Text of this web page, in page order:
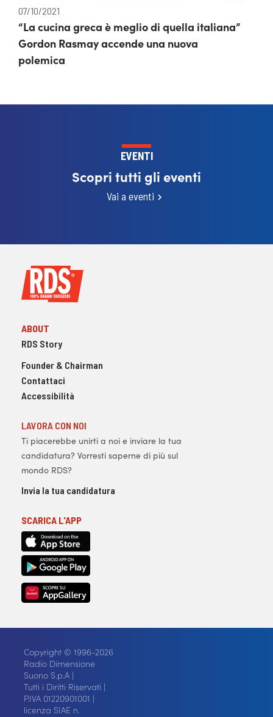
07/10/2021
“La cucina greca è meglio di quella italiana”
Gordon Rasmay accende una nuova
polemica
EVENTI
Scopri tutti gli eventi
Vai a eventi
ABOUT
RDS Story
Founder & Chairman
Contattaci
Accessibilità
LAVORA CON NOI
Ti piacerebbe unirti a noi e inviare la tua
candidatura? Vorresti saperne di più sul
mondo RDS?
Invia la tua candidatura
SCARICA L'APP
Copyright © 1996-2026
Radio Dimensione
Suono S.p.A |
Tutti i Diritti Riservati |
P.IVA 01220901001 |
licenza SIAE n.